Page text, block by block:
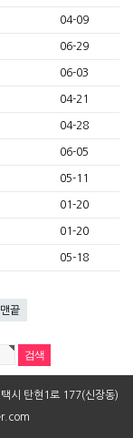
04-09
06-29
06-03
04-21
04-28
06-05
05-11
01-20
01-20
05-18
맨끝
시 탄현1로 177(신장동)